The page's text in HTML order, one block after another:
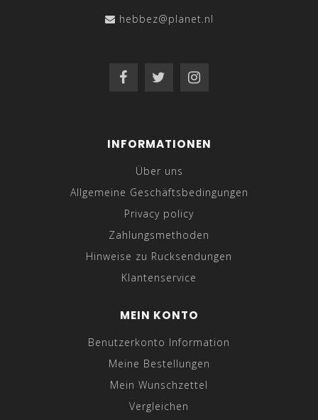
hebbez@planet.nl
INFORMATIONEN
Über uns
Allgemeine Geschäftsbedingungen
Privacy policy
Zahlungsmethoden
Hinweise zu Rucksendungen
Klantenservice
MEIN KONTO
Benutzerkonto Information
Meine Bestellungen
Mein Wunschzettel
Vergleichen